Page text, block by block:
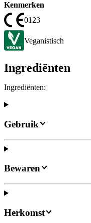
Kenmerken
0123
Veganistisch
Ingrediënten
Ingrediënten:
Gebruik
Bewaren
Herkomst